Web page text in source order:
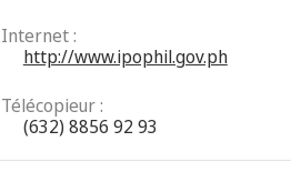
Internet :
http://www.ipophil.gov.ph
Télécopieur :
(632) 8856 92 93